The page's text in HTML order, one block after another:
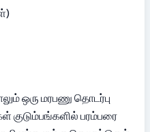
ஒரு மரபணு தொடர்பு
குடும்பங்களில் பரம்பரை